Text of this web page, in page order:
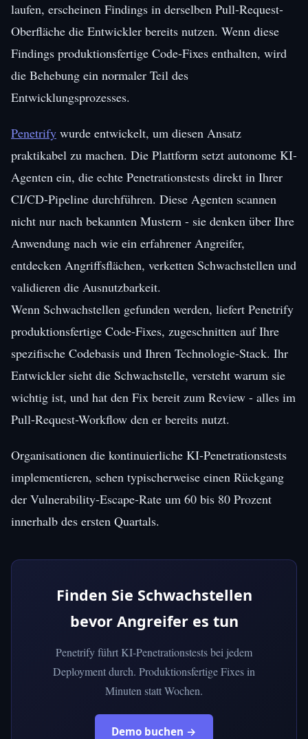
laufen, erscheinen Findings in derselben Pull-Request-
Oberfläche die Entwickler bereits nutzen. Wenn diese
Findings produktionsfertige Code-Fixes enthalten, wird
die Behebung ein normaler Teil des
Entwicklungsprozesses.
Penetrify wurde entwickelt, um diesen Ansatz
praktikabel zu machen. Die Plattform setzt autonome KI-
Agenten ein, die echte Penetrationstests direkt in Ihrer
CI/CD-Pipeline durchführen. Diese Agenten scannen
nicht nur nach bekannten Mustern - sie denken über Ihre
Anwendung nach wie ein erfahrener Angreifer,
entdecken Angriffsflächen, verketten Schwachstellen und
validieren die Ausnutzbarkeit.
Wenn Schwachstellen gefunden werden, liefert Penetrify
produktionsfertige Code-Fixes, zugeschnitten auf Ihre
spezifische Codebasis und Ihren Technologie-Stack. Ihr
Entwickler sieht die Schwachstelle, versteht warum sie
wichtig ist, und hat den Fix bereit zum Review - alles im
Pull-Request-Workflow den er bereits nutzt.
Organisationen die kontinuierliche KI-Penetrationstests
implementieren, sehen typischerweise einen Rückgang
der Vulnerability-Escape-Rate um 60 bis 80 Prozent
innerhalb des ersten Quartals.
Finden Sie Schwachstellen
bevor Angreifer es tun
Penetrify führt KI-Penetrationstests bei jedem
Deployment durch. Produktionsfertige Fixes in
Minuten statt Wochen.
Demo buchen →